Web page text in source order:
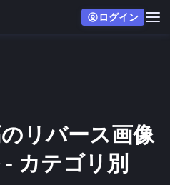
ログイン
リバース画像
カテゴリ別